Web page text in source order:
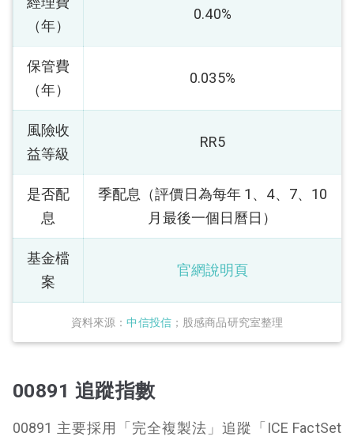
資料來源：中信投信；股感商品研究室整理
（年）
0.40%
保管費
（年）
0.035%
風險收
益等級
RR5
是否配
息
季配息（評價日為每年 1、4、7、10
月最後一個日曆日）
基金檔
案
官網說明頁
00891 追蹤指數
00891 主要採用「完全複製法」追蹤「ICE FactSet